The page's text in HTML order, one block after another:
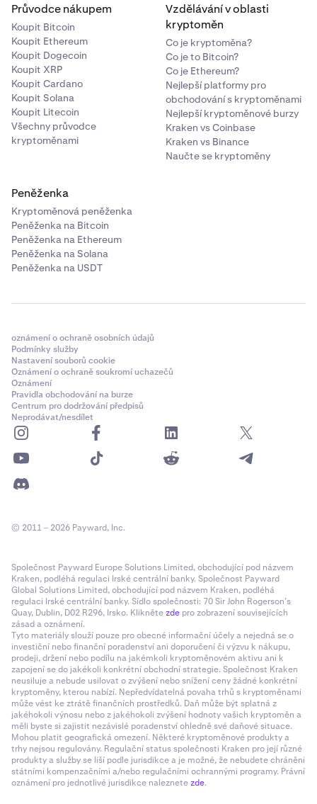
Průvodce nákupem
Koupit Bitcoin
Koupit Ethereum
Koupit Dogecoin
Koupit XRP
Koupit Cardano
Koupit Solana
Koupit Litecoin
Všechny průvodce
kryptoměnami
Vzdělávání v oblasti
kryptoměn
Co je kryptoměna?
Co je to Bitcoin?
Co je Ethereum?
Nejlepší platformy pro
obchodování s kryptoměnami
Nejlepší kryptoměnové burzy
Kraken vs Coinbase
Kraken vs Binance
Naučte se kryptoměny
Peněženka
Kryptoměnová peněženka
Peněženka na Bitcoin
Peněženka na Ethereum
Peněženka na Solana
Peněženka na USDT
oznámení o ochraně osobních údajů
Podmínky služby
Nastavení souborů cookie
Oznámení o ochraně soukromí uchazečů
Oznámení
Pravidla obchodování na burze
Centrum pro dodržování předpisů
Neprodávat/nesdílet
© 2011 – 2026 Payward, Inc.
Společnost Payward Europe Solutions Limited, obchodující pod názvem
Kraken, podléhá regulaci Irské centrální banky. Společnost Payward
Global Solutions Limited, obchodující pod názvem Kraken, podléhá
regulaci Irské centrální banky. Sídlo společnosti: 70 Sir John Rogerson’s
Quay, Dublin, D02 R296, Irsko. Kliknětezde pro zobrazení souvisejících
zásad a oznámení.
Tyto materiály slouží pouze pro obecné informační účely a nejedná se o
investiční nebo finanční poradenství ani doporučení či výzvu k nákupu,
prodeji, držení nebo podílu na jakémkoli kryptoměnovém aktivu ani k
zapojení se do jakékoli konkrétní obchodní strategie. Společnost Kraken
neusiluje a nebude usilovat o zvýšení nebo snížení ceny žádné konkrétní
kryptoměny, kterou nabízí. Nepředvídatelná povaha trhů s kryptoměnami
může vést ke ztrátě finančních prostředků. Daň může být splatná z
jakéhokoli výnosu nebo z jakéhokoli zvýšení hodnoty vašich kryptoměn a
měli byste si zajistit nezávislé poradenství ohledně své daňové situace.
Mohou platit geografická omezení. Některé kryptoměnové produkty a
trhy nejsou regulovány. Regulační status společnosti Kraken pro její různé
produkty a služby se liší podle jurisdikce a je možné, že nebudete chráněni
státními kompenzačními a/nebo regulačními ochrannými programy. Právní
oznámení pro jednotlivé jurisdikce naleznetezde.